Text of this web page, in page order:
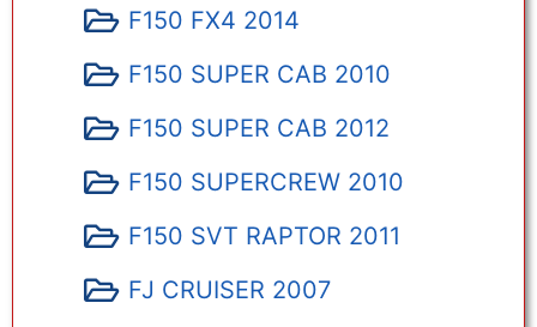
F150 FX4 2014
F150 SUPER CAB 2010
F150 SUPER CAB 2012
F150 SUPERCREW 2010
F150 SVT RAPTOR 2011
FJ CRUISER 2007